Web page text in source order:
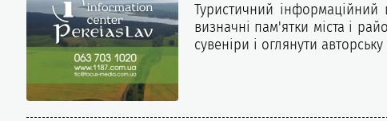
Туристичний
визначні пам'ятки міста і
сувеніри і оглянути